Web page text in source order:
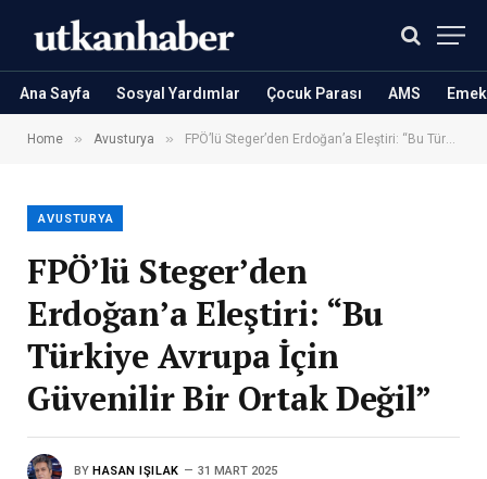
Ana Sayfa Sosyal Yardımlar Çocuk Parası AMS
Home » Avusturya » FPÖ’lü Steger’den Erdoğan’a Eleştiri: “Bu Türkiye Avrupa İçin Güvenilir Bir Ortak Değil”
AVUSTURYA
FPÖ’lü Steger’den
Erdoğan’a Eleştiri: “Bu
Türkiye Avrupa İçin
Güvenilir Bir Ortak Değil”
BY HASAN IŞILAK 31 MART 2025